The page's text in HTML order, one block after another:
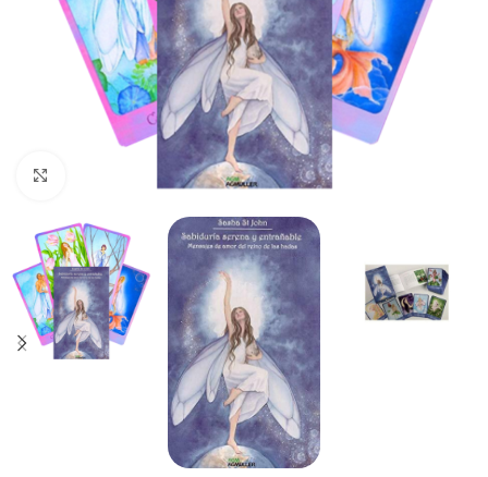
Spustelėkite, kad padidintumėte